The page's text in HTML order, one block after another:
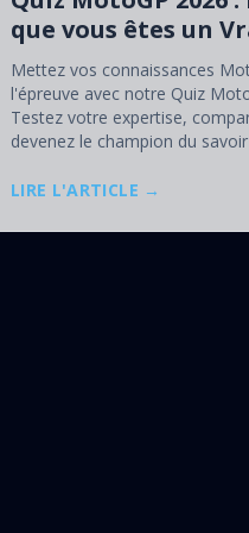
que vous êtes un
Mettez vos connaissances
l'épreuve avec notre Quiz
Testez votre expertise,
devenez le champion du
LIRE L'ARTICLE →